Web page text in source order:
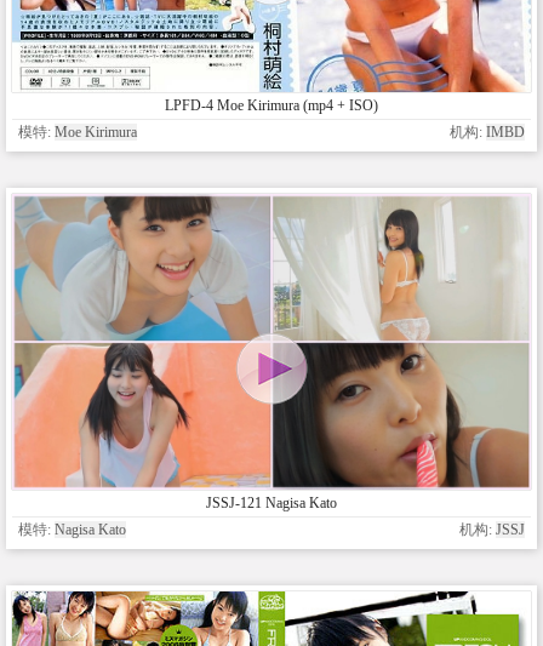
LPFD-4 Moe Kirimura (mp4 + ISO)
模特: Moe Kirimura 机构: IMBD
JSSJ-121 Nagisa Kato
模特: Nagisa Kato 机构: JSSJ